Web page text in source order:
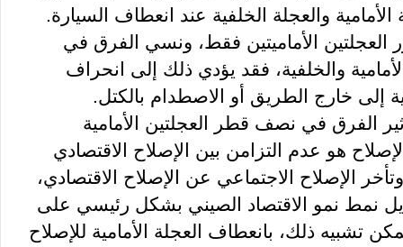
والعجلة الخلفية عند انعطاف السيارة.
العجلتين الأماميتين فقط، ونسي الفرق في
والخلفية، فقد يؤدي ذلك إلى انحراف
إلى خارج الطريق أو الاصطدام بالكتل.
الفرق في نصف قطر العجلتين الأمامية
هو عدم التزامن بين الإصلاح الاقتصادي
الإصلاح الاجتماعي عن الإصلاح الاقتصادي،
نمط نمو الاقتصاد الصيني بشكل رئيسي على
تشبيه ذلك، بانعطاف العجلة الأمامية للإصلاح